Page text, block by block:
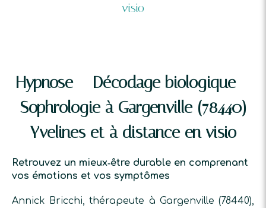
visio
Hypnose – Décodage biologique –
Sophrologie à Gargenville (78440)
Yvelines et à distance en visio
Retrouvez un mieux‑être durable en comprenant
vos émotions et vos symptômes
Annick Bricchi, thérapeute à Gargenville (78440),